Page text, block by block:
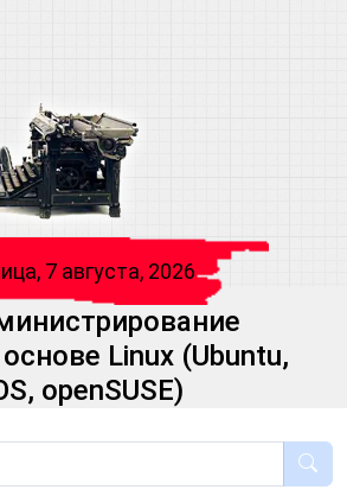
7 августа, 2026
Linux (Ubuntu,
openSUSE)